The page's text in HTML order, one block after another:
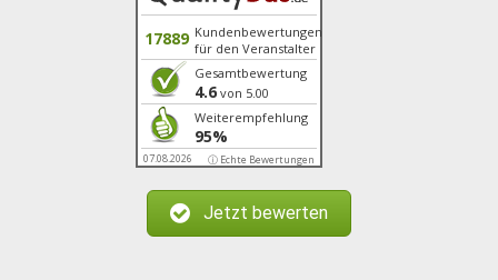
17889 Kundenbewertungen
für den Veranstalter
Gesamtbewertung
4.6 von 5.00
Weiterempfehlung
95%
07.08.2026 ⓘ Echte Bewertungen
Jetzt bewerten